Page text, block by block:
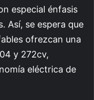
especial énfasis
Así, se espera que
ofrezcan una
y 272cv,
eléctrica de